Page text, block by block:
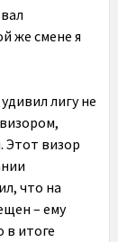
же смене я
лигу не
Этот визор
что на
– ему
в итоге